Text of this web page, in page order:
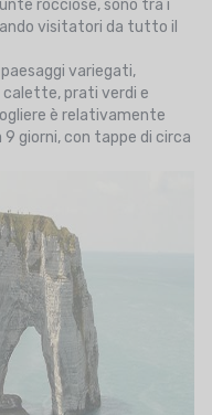
rocciose, sono tra i
visitatori da tutto il
paesaggi variegati,
prati verdi e
è relativamente
giorni, con tappe di circa